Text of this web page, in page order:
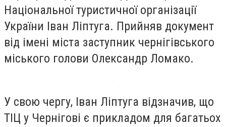
Національної туристичної організації
України Іван Ліптуга. Прийняв документ
від імені міста заступник чернігівського
міського голови Олександр Ломако.
У свою чергу, Іван Ліптуга відзначив, що
ТІЦ у Чернігові є прикладом для багатьох